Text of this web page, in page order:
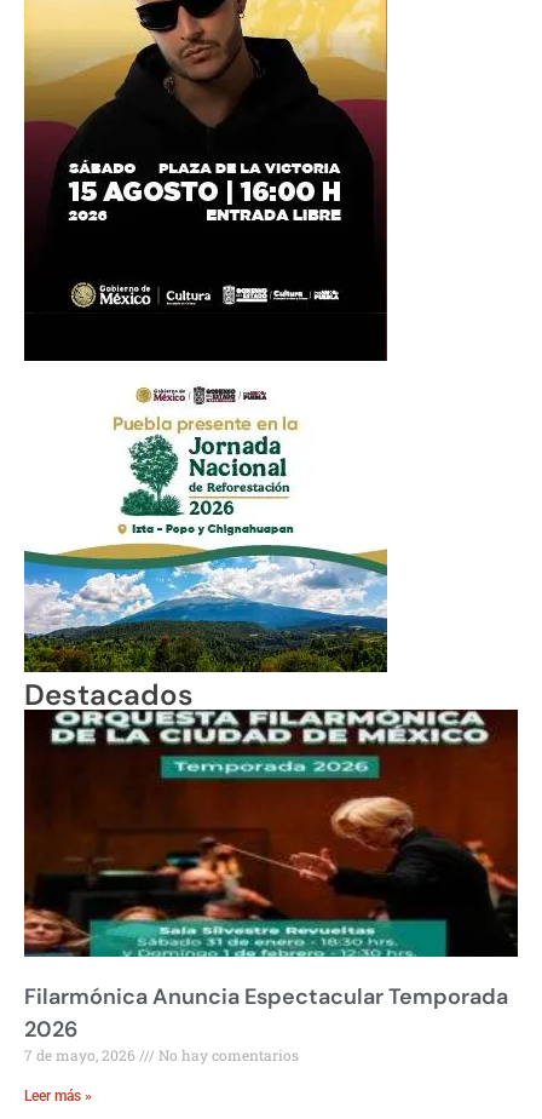
Destacados
Filarmónica Anuncia Espectacular Temporada
2026
7 de mayo, 2026 No hay comentarios
Leer más »